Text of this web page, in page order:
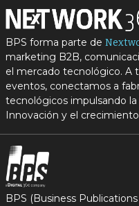
BPS forma parte de
marketing B2B,
el mercado tecnológico. A
eventos, conectamos a
tecnológicos impulsando
Innovación y el
BPS (Business